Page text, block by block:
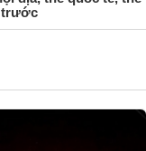
trước